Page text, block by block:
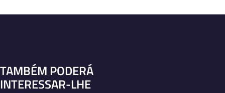
TAMBÉM PODERÁ
INTERESSAR-LHE